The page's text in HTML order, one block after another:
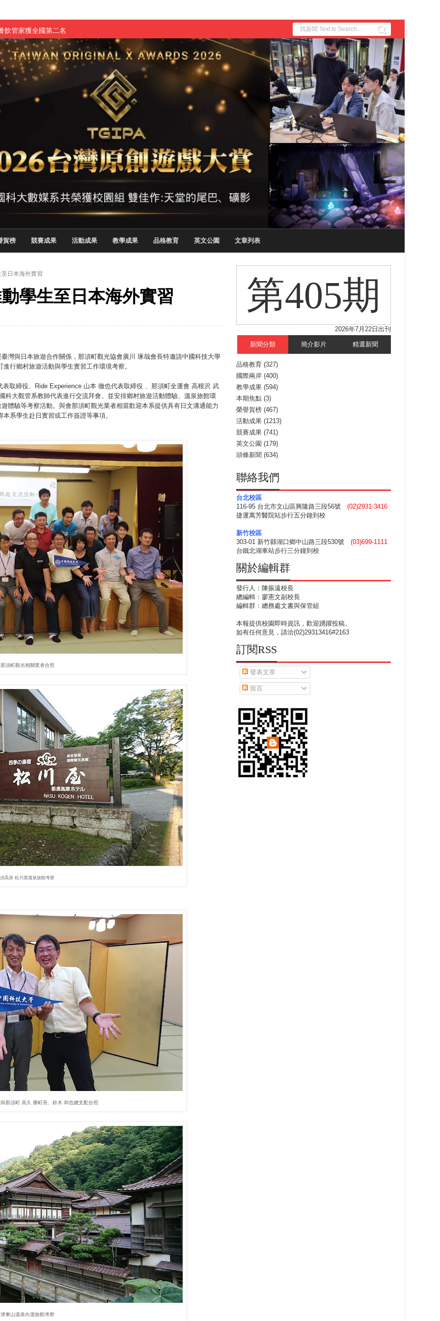
飲管家獲全國第二名
與青年學子溫馨對談 傳遞品格與智慧力量
生蛻變成金融新星
燃爆傳統與現代
遊戲大賞雙佳作
專廣播詞競賽英文組佳作
比賽」成績出爐
」 點亮智慧金融時代的跨域新局
索金融實習優勢
影展最高榮譽白金獎
戲抱回金點新秀獎
2026 TSID 提出具體舊建築再利用提案
校院電腦動畫競賽嶄露頭角
賀榜 競賽成果 活動成果 教學成果 品格教育 英文公園 文章列表
日本海外實習
學生至日本海外實習
灣與日本旅遊合作關係，那須町觀光協會廣川 琢哉會長特邀請中國科技大學
行鄉村旅遊活動與學生實習工作環境考察。
取締役、Ride Experience 山本 徹也代表取締役 、那須町全運會 高根沢 武
大觀管系教師代表進行交流拜會。並安排鄉村旅遊活動體驗、溫泉旅館環
體驗等考察活動。與會那須町觀光業者相當歡迎本系提供具有日文溝通能力
系學生赴日實習或工作簽證等事項。
須町觀光相關業者合照
高原松川屋溫泉旅館考察
那須町 高久 勝町長、鈴木 和也總支配合照
東山溫泉向瀧旅館考察
第405期
2026年7月22日出刊
新聞分類 簡介影片 精選新聞
品格教育 (327)
國際兩岸 (400)
教學成果 (594)
本期焦點 (3)
榮譽賀榜 (467)
活動成果 (1213)
競賽成果 (741)
英文公園 (179)
頭條新聞 (634)
聯絡我們
台北校區
116-95 台北市文山區興隆路三段56號 (02)2931-3416
捷運萬芳醫院站步行五分鐘到校
新竹校區
303-01 新竹縣湖口鄉中山路三段530號 (03)699-1111
台鐵北湖車站步行三分鐘到校
關於編輯群
發行人：陳振遠校長
總編輯：廖憲文副校長
編輯群：總務處文書與保管組
本報提供校園即時資訊，歡迎踴躍投稿。
如有任何意見，請洽(02)29313416#2163
訂閱RSS
發表文章
留言